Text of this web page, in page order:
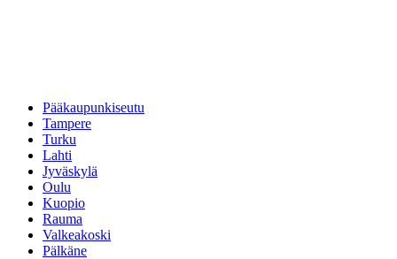
Pääkaupunkiseutu
Tampere
Turku
Lahti
Jyväskylä
Oulu
Kuopio
Rauma
Valkeakoski
Pälkäne